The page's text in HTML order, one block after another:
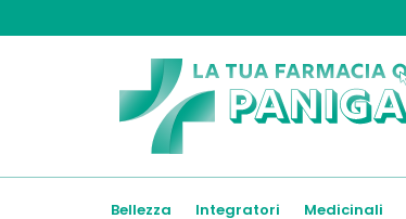
Bellezza Integratori Medicinali